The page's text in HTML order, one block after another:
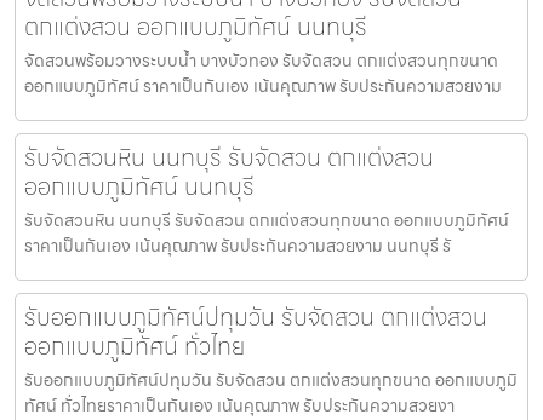
ตกแต่งสวน ออกแบบภูมิทัศน์ นนทบุรี
จัดสวนพร้อมวางระบบน้ำ บางบัวทอง รับจัดสวน ตกแต่งสวนทุกขนาด
ออกแบบภูมิทัศน์ ราคาเป็นกันเอง เน้นคุณภาพ รับประกันความสวยงาม
รับจัดสวนหิน นนทบุรี รับจัดสวน ตกแต่งสวน
ออกแบบภูมิทัศน์ นนทบุรี
รับจัดสวนหิน นนทบุรี รับจัดสวน ตกแต่งสวนทุกขนาด ออกแบบภูมิทัศน์
ราคาเป็นกันเอง เน้นคุณภาพ รับประกันความสวยงาม นนทบุรี รั
รับออกแบบภูมิทัศน์ปทุมวัน รับจัดสวน ตกแต่งสวน
ออกแบบภูมิทัศน์ ทั่วไทย
รับออกแบบภูมิทัศน์ปทุมวัน รับจัดสวน ตกแต่งสวนทุกขนาด ออกแบบภูมิ
ทัศน์ ทั่วไทยราคาเป็นกันเอง เน้นคุณภาพ รับประกันความสวยงา